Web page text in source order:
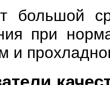
большой
при
и